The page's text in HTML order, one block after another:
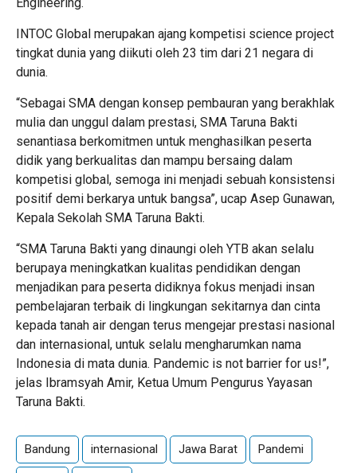
INTOC Global merupakan ajang kompetisi science project
tingkat dunia yang diikuti oleh 23 tim dari 21 negara di
dunia.
“Sebagai SMA dengan konsep pembauran yang berakhlak
mulia dan unggul dalam prestasi, SMA Taruna Bakti
senantiasa berkomitmen untuk menghasilkan peserta
didik yang berkualitas dan mampu bersaing dalam
kompetisi global, semoga ini menjadi sebuah konsistensi
positif demi berkarya untuk bangsa”, ucap Asep Gunawan,
Kepala Sekolah SMA Taruna Bakti.
“SMA Taruna Bakti yang dinaungi oleh YTB akan selalu
berupaya meningkatkan kualitas pendidikan dengan
menjadikan para peserta didiknya fokus menjadi insan
pembelajaran terbaik di lingkungan sekitarnya dan cinta
kepada tanah air dengan terus mengejar prestasi nasional
dan internasional, untuk selalu mengharumkan nama
Indonesia di mata dunia. Pandemic is not barrier for us!”,
jelas Ibramsyah Amir, Ketua Umum Pengurus Yayasan
Taruna Bakti.
Bandung internasional Jawa Barat Pandemi